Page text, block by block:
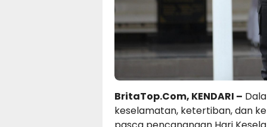
BritaTop.Com, KENDARI –
keselamatan, ketertiban, dan